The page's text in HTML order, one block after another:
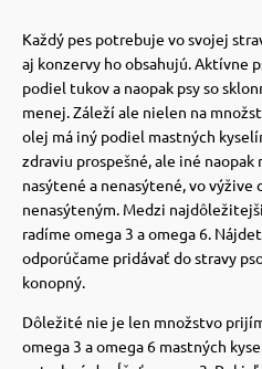
psov
psov
psov
pre psov
a pelechy
mačky
mačky
Každý pes potrebuje vo svojej
aj konzervy ho obsahujú.Aktívne
podiel tukov a naopak psy so
menej.Záleží ale nielen na
olej má iný podiel mastných
zdraviu prospešné, ale iné naopak
nasýtené a nenasýtené, vo výžive
nenasýteným. Medzi
radíme omega 3 a omega 6.
odporúčame pridávať do stravy
konopný.
Dôležité nie je len množstvo
omega 3 a omega 6 mastných